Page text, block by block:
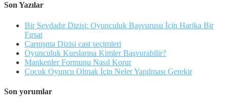
Son Yazılar
Bir Sevdadır Dizisi: Oyunculuk Başvurusu İçin Harika Bir
Fırsat
Çarpışma Dizisi cast seçimleri
Oyunculuk Kurslarına Kimler Başvurabilir?
Mankenler Formunu Nasıl Korur
Çocuk Oyuncu Olmak İçin Neler Yapılması Gerekir
Son yorumlar